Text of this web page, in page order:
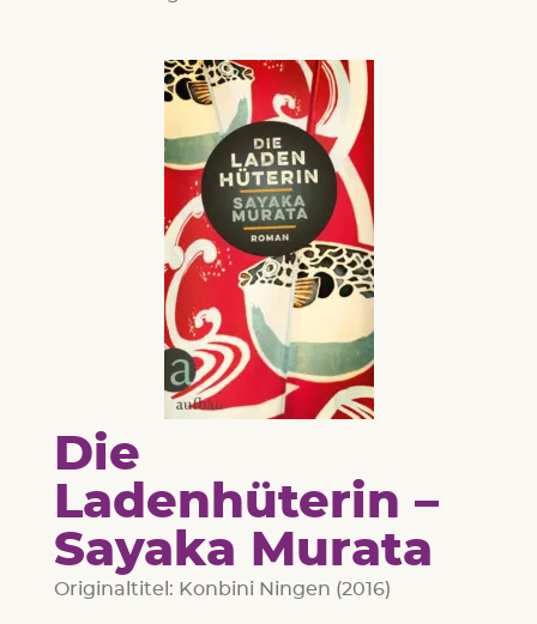
Die
Ladenhüterin –
Sayaka Murata
Originaltitel: ‎Konbini Ningen (2016)